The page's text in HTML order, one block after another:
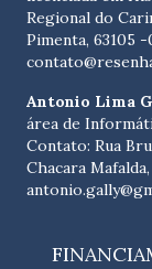
Regional do
Pimenta, 63105
Antonio Lima
área de
Contato: Rua
Chacara